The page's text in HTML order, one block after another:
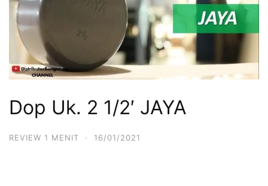
Dop Uk. 2 1/2′ JAYA
REVIEW 1 MENIT · 16/01/2021